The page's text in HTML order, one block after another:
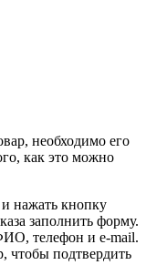
необходимо его
как это можно
нажать кнопку
заполнить форму.
телефон и e-mail.
чтобы подтвердить